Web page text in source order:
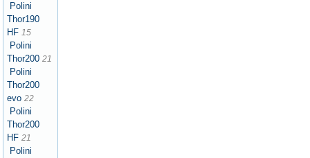
Polini
Thor190
HF 15
Polini
Thor200 21
Polini
Thor200
evo 22
Polini
Thor200
HF 21
Polini